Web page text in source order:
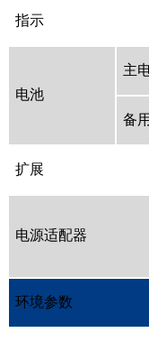
指示
电池
主
备
扩展
电源适配器
环境参数